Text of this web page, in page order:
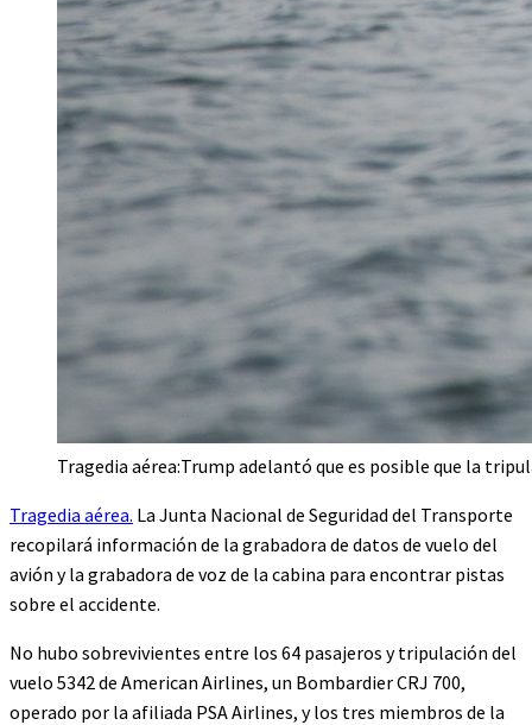
Tragedia aérea:Trump adelantó que es posible que la
Tragedia aérea. La Junta Nacional de Seguridad del Transporte
recopilará información de la grabadora de datos de vuelo del
avión y la grabadora de voz de la cabina para encontrar pistas
sobre el accidente.
No hubo sobrevivientes entre los 64 pasajeros y tripulación del
vuelo 5342 de American Airlines, un Bombardier CRJ 700,
operado por la afiliada PSA Airlines, y los tres miembros de la